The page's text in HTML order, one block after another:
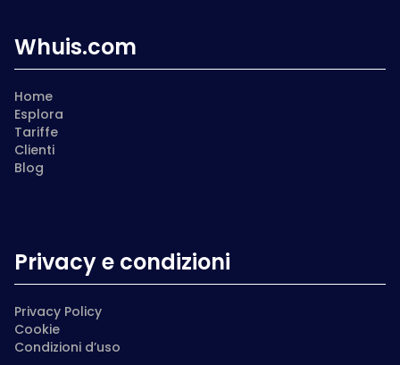
Whuis.com
Home
Esplora
Tariffe
Clienti
Blog
Privacy e condizioni
Privacy Policy
Cookie
Condizioni d’uso